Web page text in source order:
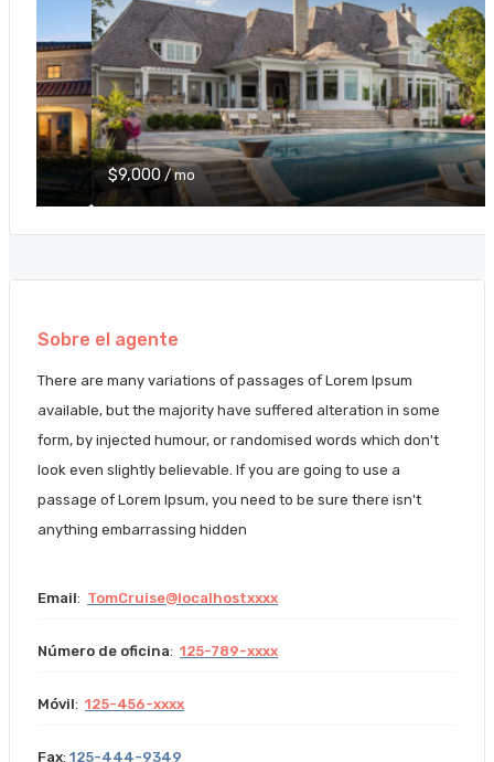
$9,000 / mo
Sobre el agente
There are many variations of passages of Lorem Ipsum
available, but the majority have suffered alteration in some
form, by injected humour, or randomised words which don't
look even slightly believable. If you are going to use a
passage of Lorem Ipsum, you need to be sure there isn't
anything embarrassing hidden
Email: TomCruise@localhostxxxx
Número de oficina: 125-789-xxxx
Móvil: 125-456-xxxx
Fax: 125-444-9349